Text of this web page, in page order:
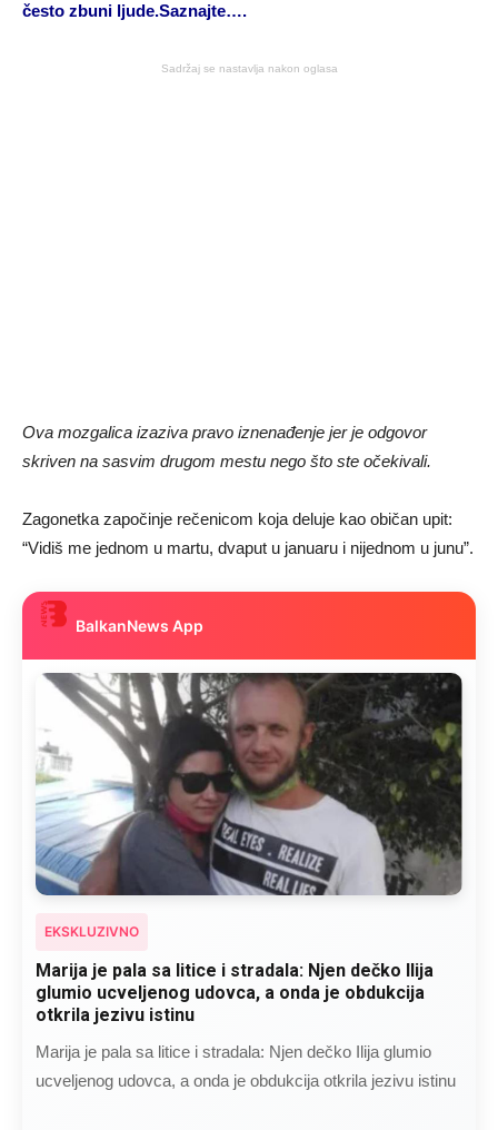
često zbuni ljude.Saznajte….
Sadržaj se nastavlja nakon oglasa
Ova mozgalica izaziva pravo iznenađenje jer je odgovor
skriven na sasvim drugom mestu nego što ste očekivali.
Zagonetka započinje rečenicom koja deluje kao običan upit:
“Vidiš me jednom u martu, dvaput u januaru i nijednom u junu”.
BalkanNews App
EKSKLUZIVNO
Kad se Marin suprug razbolio ona ga kupala,
pelene mu mijenjala: Jedno jutro je poslao po
čokoladu..
Kad se Marin suprug razbolio ona ga kupala, pelene mu
mijenjala: Jedno jutro je poslao po čokoladu..